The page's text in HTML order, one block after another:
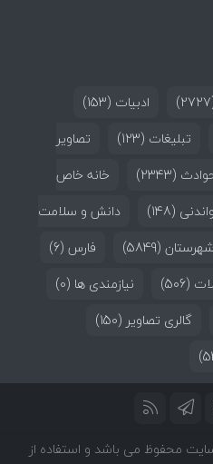
ادبیات (153)
تبلیغات (123)
تصاویر
(2343)
خانه خاص
(148)
دانش و سلامت
شهرستان (5849) فارس (6)
(506) نیازمندی ها (0)
گالری تصاویر (150)
محفوظ می باشد و استفاده از